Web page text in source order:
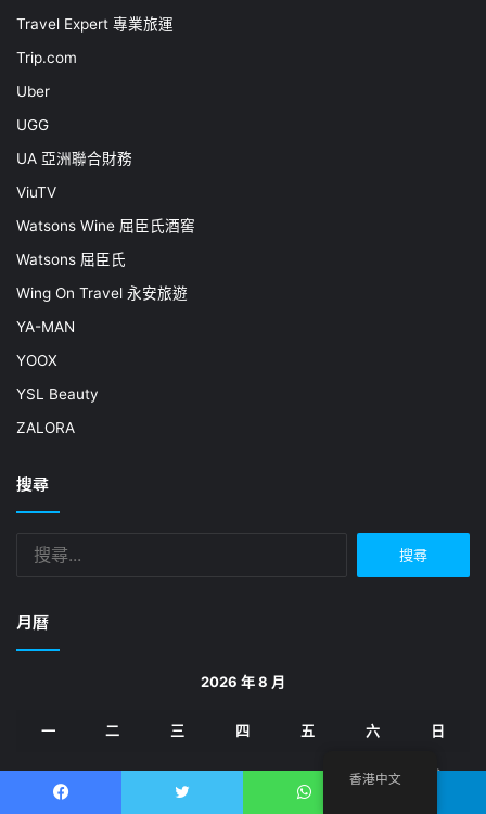
Travel Expert 專業旅運
Trip.com
Uber
UGG
UA 亞洲聯合財務
ViuTV
Watsons Wine 屈臣氏酒窖
Watsons 屈臣氏
Wing On Travel 永安旅遊
YA-MAN
YOOX
YSL Beauty
ZALORA
搜尋
月曆
2026 年 8 月
一 二 三 四 五 六 日
1 2
香港中文